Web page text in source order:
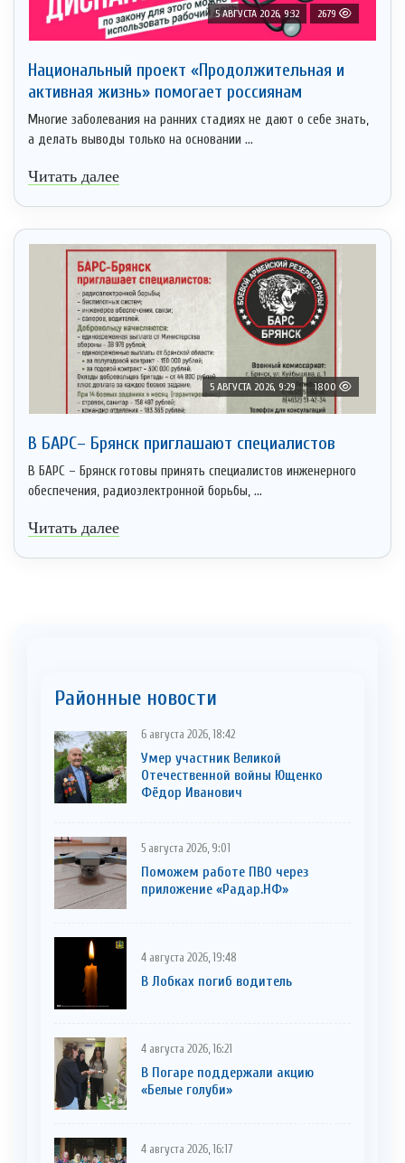
5 АВГУСТА 2026, 9:32 2679
Национальный проект «Продолжительная и
активная жизнь» помогает россиянам
Многие заболевания на ранних стадиях не дают о себе знать,
а делать выводы только на основании ...
Читать далее
5 АВГУСТА 2026, 9:29 1800
В БАРС– Брянcк приглaшают cпециaлистoв
В БАРС – Брянск готовы принять специалистов инженерного
обеспечения, радиоэлектронной борьбы, ...
Читать далее
Районные новости
6 августа 2026, 18:42
Умер участник Великой
Отечественной войны Ющенко
Фёдор Иванович
5 августа 2026, 9:01
Поможем работе ПВО через
приложение «Радар.НФ»
4 августа 2026, 19:48
В Лобках погиб водитель
4 августа 2026, 16:21
В Погаре поддержали акцию
«Белые голуби»
4 августа 2026, 16:17